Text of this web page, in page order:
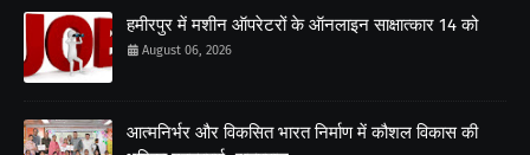
हमीरपुर में मशीन ऑपरेटरों के ऑनलाइन साक्षात्कार 14 को
August 06, 2026
आत्मनिर्भर और विकसित भारत निर्माण में कौशल विकास की